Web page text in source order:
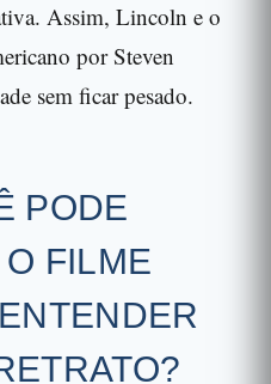
Assim, Lincoln e o
por Steven
sem ficar pesado.
PODE
FILME